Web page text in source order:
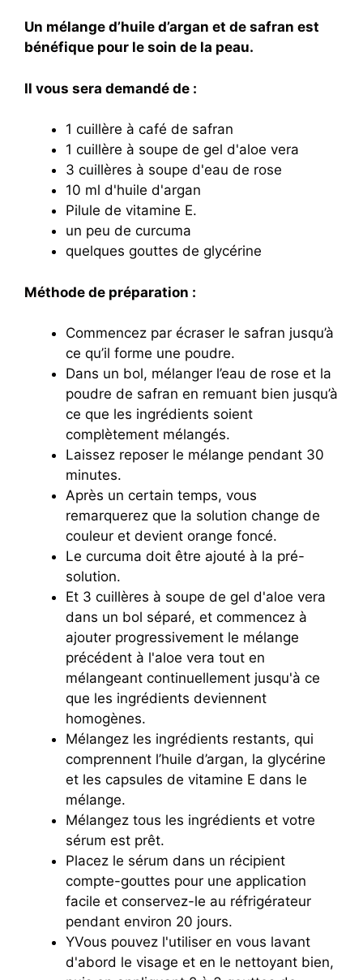
Un mélange d’huile d’argan et de safran est
bénéfique pour le soin de la peau.
Il vous sera demandé de :
1 cuillère à café de safran
1 cuillère à soupe de gel d'aloe vera
3 cuillères à soupe d'eau de rose
10 ml d'huile d'argan
Pilule de vitamine E.
un peu de curcuma
quelques gouttes de glycérine
Méthode de préparation :
Commencez par écraser le safran jusqu’à
ce qu’il forme une poudre.
Dans un bol, mélanger l’eau de rose et la
poudre de safran en remuant bien jusqu’à
ce que les ingrédients soient
complètement mélangés.
Laissez reposer le mélange pendant 30
minutes.
Après un certain temps, vous
remarquerez que la solution change de
couleur et devient orange foncé.
Le curcuma doit être ajouté à la pré-
solution.
Et 3 cuillères à soupe de gel d'aloe vera
dans un bol séparé, et commencez à
ajouter progressivement le mélange
précédent à l'aloe vera tout en
mélangeant continuellement jusqu'à ce
que les ingrédients deviennent
homogènes.
Mélangez les ingrédients restants, qui
comprennent l’huile d’argan, la glycérine
et les capsules de vitamine E dans le
mélange.
Mélangez tous les ingrédients et votre
sérum est prêt.
Placez le sérum dans un récipient
compte-gouttes pour une application
facile et conservez-le au réfrigérateur
pendant environ 20 jours.
YVous pouvez l'utiliser en vous lavant
d'abord le visage et en le nettoyant bien,